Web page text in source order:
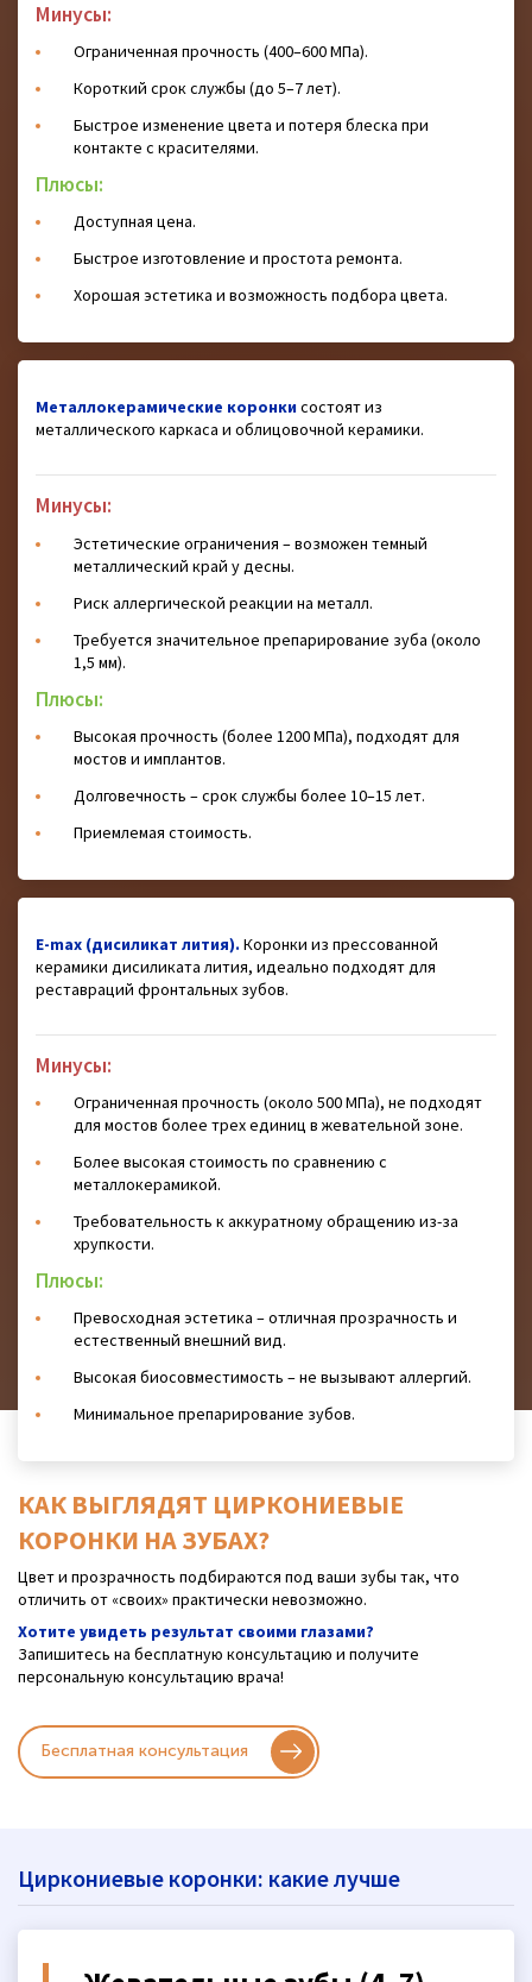
Плюсы:
Доступная цена.
Быстрое изготовление и простота ремонта.
Хорошая эстетика и возможность подбора цвета.
Минусы:
Ограниченная прочность (400–600 МПа).
Короткий срок службы (до 5–7 лет).
Быстрое изменение цвета и потеря блеска при
контакте с красителями.
Металлокерамические коронкисостоят из
металлического каркаса и облицовочной керамики.
Плюсы:
Высокая прочность (более 1200 МПа), подходят для
мостов и имплантов.
Долговечность – срок службы более 10–15 лет.
Приемлемая стоимость.
Минусы:
Эстетические ограничения – возможен темный
металлический край у десны.
Риск аллергической реакции на металл.
Требуется значительное препарирование зуба (около
1,5 мм).
E-max (дисиликат лития). Коронки из прессованной
керамики дисиликата лития, идеально подходят для
реставраций фронтальных зубов.
Плюсы:
Превосходная эстетика – отличная прозрачность и
естественный внешний вид.
Высокая биосовместимость – не вызывают аллергий.
Минимальное препарирование зубов.
Минусы:
Ограниченная прочность (около 500 МПа), не подходят
для мостов более трех единиц в жевательной зоне.
Более высокая стоимость по сравнению с
металлокерамикой.
Требовательность к аккуратному обращению из-за
хрупкости.
КАК ВЫГЛЯДЯТ ЦИРКОНИЕВЫЕ
КОРОНКИ НА ЗУБАХ?
Цвет и прозрачность подбираются под ваши зубы так, что
отличить от «своих» практически невозможно.
Хотите увидеть результат своими глазами?
Запишитесь на бесплатную консультацию и получите
персональную консультацию врача!
Бесплатная консультация
Циркониевые коронки: какие лучше